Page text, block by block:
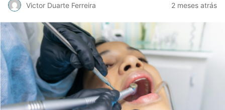
Victor Duarte Ferreira 2 meses atrás